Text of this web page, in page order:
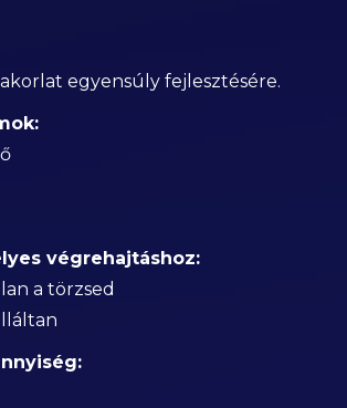
egyensúly fejlesztésére.
végrehajtáshoz:
a törzsed